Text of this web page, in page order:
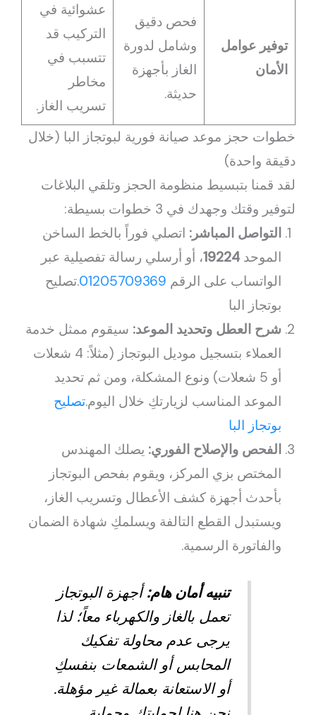
توفير عوامل
الأمان
فحص دقيق
وشامل لدورة
الغاز بأجهزة
حديثة.
عشوائية في
التركيب قد
تتسبب في
مخاطر
تسريب الغاز.
خطوات حجز موعد صيانة فورية لبوتجاز البا (خلال
دقيقة واحدة)
لقد قمنا بتبسيط منظومة الحجز وتلقي البلاغات
لتوفير وقتك وجهدك في 3 خطوات بسيطة:
التواصل المباشر: اتصلي فوراً بالخط الساخن
الموحد19224، أو أرسلي رسالة تفصيلية عبر
الواتساب على الرقم 01205709369.تصليح
بوتجاز البا
شرح العطل وتحديد الموعد: سيقوم ممثل خدمة
العملاء بتسجيل موديل البوتجاز (مثلاً: 4 شعلات
أو 5 شعلات) ونوع المشكلة، ومن ثم تحديد
الموعد المناسب لزيارتكِ خلال اليوم.تصليح
بوتجاز البا
الفحص والإصلاح الفوري: يصلك المهندس
المختص بزي المركز، ويقوم بفحص البوتجاز
بأحدث أجهزة كشف الأعطال وتسريب الغاز،
ويستبدل القطع التالفة ويسلمكِ شهادة الضمان
والفاتورة الرسمية.
تنبيه أمان هام:أجهزة البوتجاز
تعمل بالغاز والكهرباء معاً؛ لذا
يرجى عدم محاولة تفكيك
المحابس أو الشمعات بنفسكِ
أو الاستعانة بعمالة غير مؤهلة.